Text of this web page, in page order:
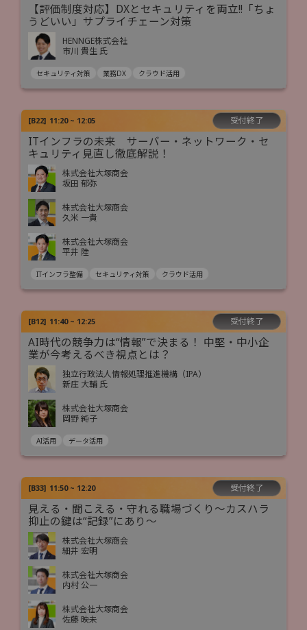
【評価制度対応】DXとセキュリティを両立!!「ちょ
うどいい」サプライチェーン対策
HENNGE株式会社
市川 貴生 氏
セキュリティ対策 業務DX クラウド活用
[B22] 11:20 ~ 12:05 受付終了
ITインフラの未来 サーバー・ネットワーク・セ
キュリティ見直し徹底解説！
株式会社大塚商会
坂田 郁弥
株式会社大塚商会
久米 一貴
株式会社大塚商会
平井 陸
ITインフラ整備 セキュリティ対策 クラウド活用
[B12] 11:40 ~ 12:25 受付終了
AI時代の競争力は“情報”で決まる！ 中堅・中小企
業が今考えるべき視点とは？
独立行政法人情報処理推進機構（IPA）
新庄 大輔 氏
株式会社大塚商会
岡野 純子
AI活用 データ活用
[B33] 11:50 ~ 12:20 受付終了
見える・聞こえる・守れる職場づくり～カスハラ
抑止の鍵は“記録”にあり～
株式会社大塚商会
細井 宏明
株式会社大塚商会
内村 公一
株式会社大塚商会
佐藤 映未